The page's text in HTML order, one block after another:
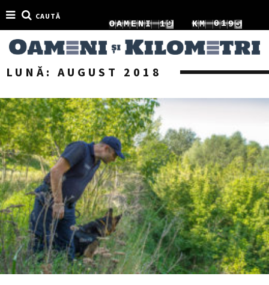
CAUTĂ
OAMENI
2
3
0
1
KM
0
1
2
3
0
1
4
5
LUNĂ: AUGUST 2018